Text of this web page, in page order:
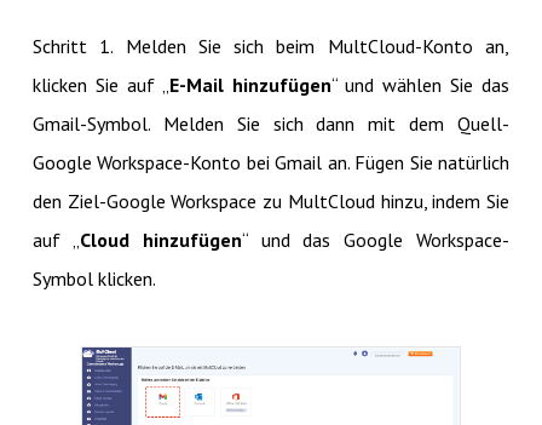
Schritt 1. Melden Sie sich beim MultCloud-Konto an,
klicken Sie auf „ E-Mail hinzufügen“ und wählen Sie das
Gmail-Symbol. Melden Sie sich dann mit dem Quell-
Google Workspace-Konto bei Gmail an. Fügen Sie natürlich
den Ziel-Google Workspace zu MultCloud hinzu, indem Sie
auf „ Cloud hinzufügen“ und das Google Workspace-
Symbol klicken.